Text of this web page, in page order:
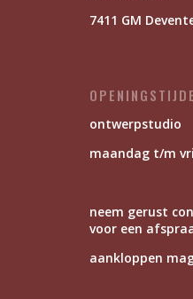
7411 GM
ontwerpstudio
maandag t/m
neem gerust
voor een
aankloppen